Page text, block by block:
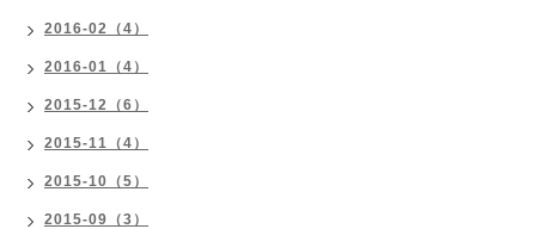
2016-02（4）
2016-01（4）
2015-12（6）
2015-11（4）
2015-10（5）
2015-09（3）